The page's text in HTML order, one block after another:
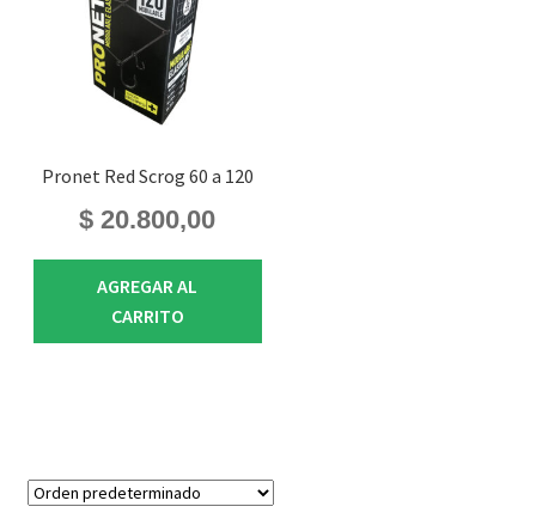
Pronet Red Scrog 60 a 120
$ 20.800,00
AGREGAR AL
CARRITO